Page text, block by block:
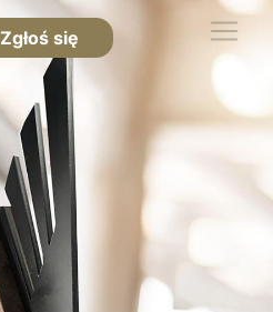
Zgłoś się